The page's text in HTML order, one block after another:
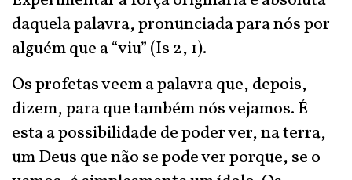
daquela palavra, pronunciada para nós por
alguém que a “viu” (Is 2, 1).
Os profetas veem a palavra que, depois,
dizem, para que também nós vejamos. É
esta a possibilidade de poder ver, na terra,
um Deus que não se pode ver porque, se o